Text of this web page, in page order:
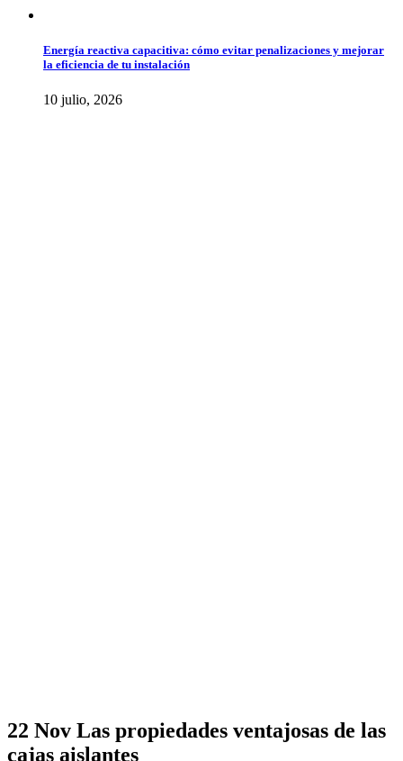
Energía reactiva capacitiva: cómo evitar penalizaciones y mejorar
la eficiencia de tu instalación
10 julio, 2026
22 Nov Las propiedades ventajosas de las
cajas aislantes